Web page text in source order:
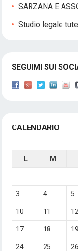
SARZANA E
Studio legale
SEGUIMI SUI
CALENDARIO
L
M
3 4 5
10 11 12
17 18 19
24 25 26